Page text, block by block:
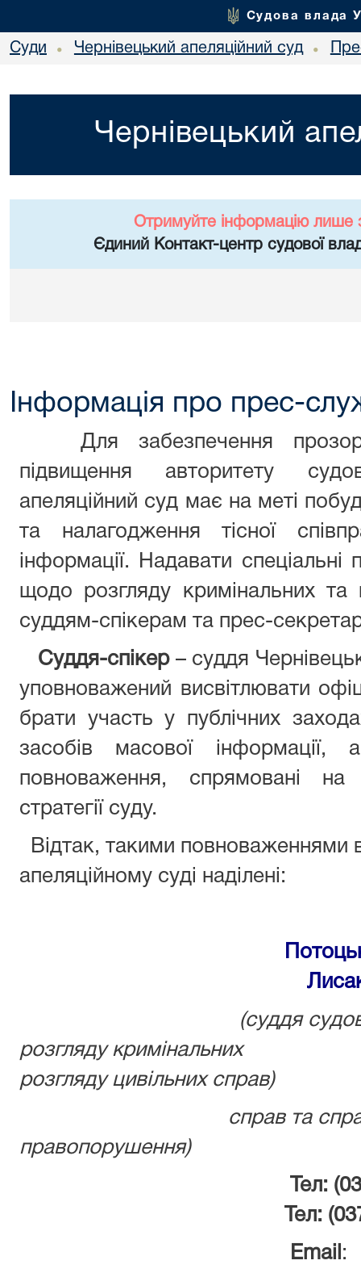
Судова влада
Суди • Чернівецький апеляційний суд •
Чернівецький
Отримуйте інформацію лише
Єдиний Контакт-центр судової
Інформація про прес-
Для забезпечення
підвищення авторитету
апеляційний суд має на меті
та налагодження тісної
інформації. Надавати
щодо розгляду кримінальних та
суддям-спікерам та прес-
Суддя-спікер– суддя
уповноважений висвітлювати
брати участь у публічних
засобів масової
повноваження, спрямовані на
стратегії суду.
Відтак, такими повноваженнями
апеляційному суді наділені:
(суддя
розгляду кримінальних
розгляду цивільних справ)
справ та справ про
правопорушення)
Тел: (0372)
Тел:
Email :